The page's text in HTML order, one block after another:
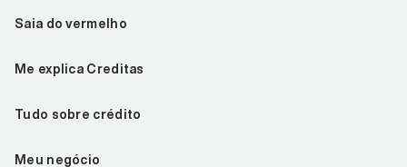
Saia do vermelho
Me explica Creditas
Tudo sobre crédito
Meu negócio